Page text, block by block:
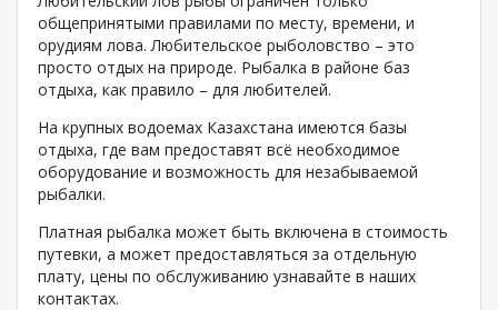
общепринятыми правилами по месту, времени, и
орудиям лова. Любительское рыболовство – это
просто отдых на природе. Рыбалка в районе баз
отдыха, как правило – для любителей.
На крупных водоемах Казахстана имеются базы
отдыха, где вам предоставят всё необходимое
оборудование и возможность для незабываемой
рыбалки.
Платная рыбалка может быть включена в стоимость
путевки, а может предоставляться за отдельную
плату, цены по обслуживанию узнавайте в наших
контактах.